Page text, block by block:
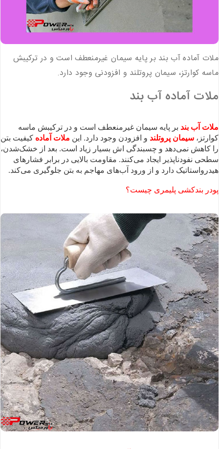
ملات آماده آب‌ بند بر پایه سیمان غیرمنعطف است و در ترکیبش
ماسه کوارتز، سیمان پروتلند و افزودنی وجود دارد.
ملات‌ آماده آب بند
ملات آب‌ بند بر پایه سیمان غیرمنعطف است و در ترکیبش ماسه
کوارتز، سیمان پروتلند و افزودن وجود دارد. این ملات آماده کیفیت بتن
را کاهش نمی‌دهد و چسبندگی‌ اش بسیار زیاد است. بعد از خشک‌شدن،
سطحی نفودناپذیر ایجاد می‌کنند. مقاومت بالایی در برابر فشارهای
هیدرواستاتیک دارد و از ورود آب‌های مهاجم به بتن جلوگیری می‌کند.
پودر بندکشی پلیمری چیست؟